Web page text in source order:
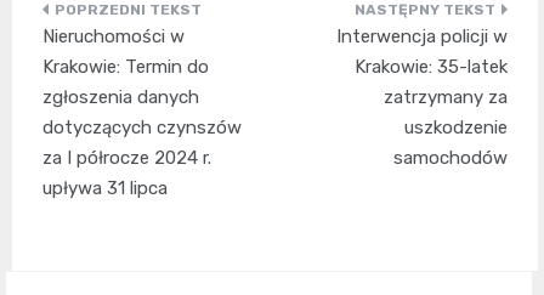
Nawigacja
wpisu
Nieruchomości w
Krakowie: Termin do
zgłoszenia danych
dotyczących czynszów
za I półrocze 2024 r.
upływa 31 lipca
Interwencja policji w
Krakowie: 35-latek
zatrzymany za
uszkodzenie
samochodów